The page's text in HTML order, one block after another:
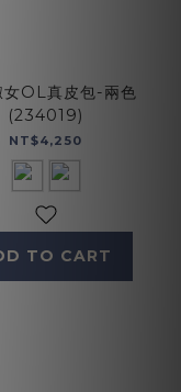
女OL真皮包-兩色
(234019)
NT$4,250
TO CART